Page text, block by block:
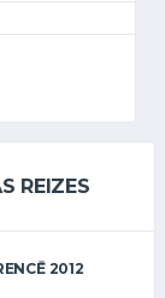
REIZES
2012